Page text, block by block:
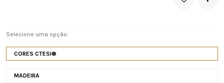
Selecione uma opção:
CORES CTESI®
MADEIRA